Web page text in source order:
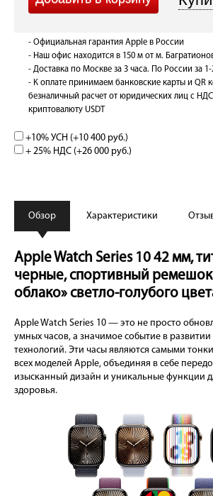
- Официальная гарантия Apple в России
- Наш офис находится в 150 м от м.
- Доставка по Москве за 3 часа. По России за
- К оплате принимаем банковские карты и QR
безналичный расчет от юридических лиц с
криптовалюту USDT
+10% УСН (+10 400 руб.)
+ 25% НДС (+26 000 руб.)
Обзор Характеристики
Apple Watch Series 10 42 мм,
черные, спортивный ремешок
облако» светло-голубого
Apple Watch Series 10 — это не просто
умных часов, а значимое событие в
технологий. Эти часы являются самыми
всех моделей Apple, объединяя в себе
изысканный дизайн и уникальные функции
здоровья.